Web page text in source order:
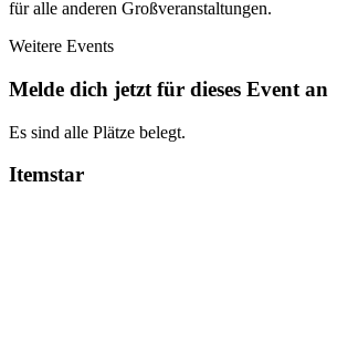
für alle anderen Großveranstaltungen.
Weitere Events
Melde dich jetzt für dieses Event an
Es sind alle Plätze belegt.
Itemstar